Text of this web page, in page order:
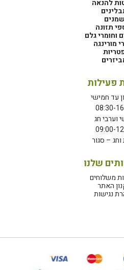
להנאה
שמנים
תזונה
וחומרי גלם
מורינגה
פעילות
עד חמישי
08:30-
וערבי חג
09:00-
– סגור
שלנו
משלוחים
האתר
נגישות